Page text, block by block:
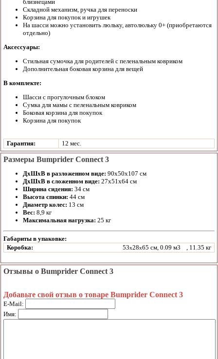
близнецами
Складной механизм, ручка для переноски
Корзина для покупок и игрушек
На шасси можно установить люльку, автолюльку 0+ (приобретаются
отдельно)
Аксессуары:
Стильная сумочка для родителей с пеленальным ковриком
Дополнительная боковая корзина для вещей
В комплекте:
Шасси с прогулочным блоком
Сумка для мамы с пеленальным ковриком
Боковая корзина для покупок
Корзина для покупок
Гарантия: 12 мес.
Размеры Bumprider Connect 3
ДхШхВ в разложенном виде: 90х50х107 см
ДхШхВ в сложенном виде: 27х51х64 см
Ширина сидения: 34 см
Высота спинки: 44 см
Диаметр колес: 13 см
Вес: 8,9 кг
Максимальная нагрузка: 25 кг
Габариты в упаковке:
Коробка:
53x28x65 см, 0.09 м3 , 11.35 кг
Отзывы о Bumprider Connect 3
Добавьте свой отзыв о товаре Bumprider Connect 3
E-Mail:
Имя: